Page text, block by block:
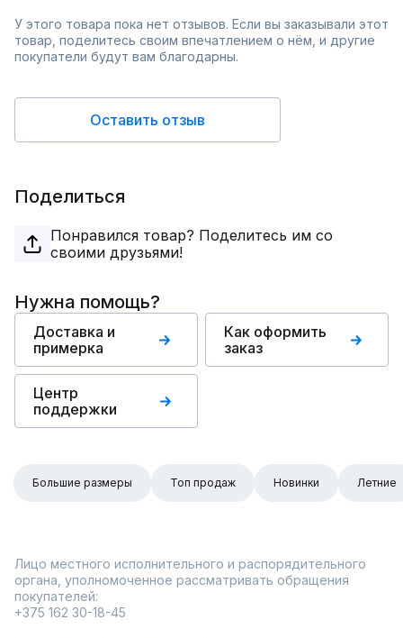
У этого товара пока нет отзывов. Если вы заказывали этот
товар, поделитесь своим впечатлением о нём, и другие
покупатели будут вам благодарны.
Оставить отзыв
Поделиться
Понравился товар? Поделитесь им со
своими друзьями!
Нужна помощь?
Доставка и
примерка
Как оформить
заказ
Центр
поддержки
Большие размеры Топ продаж Новинки Летние
Лицо местного исполнительного и распорядительного
органа, уполномоченное рассматривать обращения
покупателей:
+375 162 30-18-45